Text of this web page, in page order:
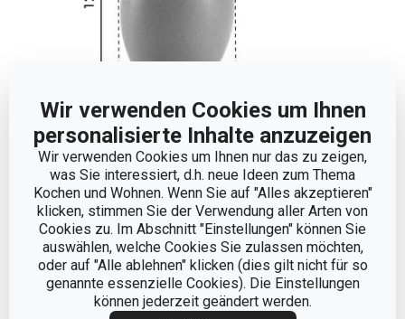
Wir verwenden Cookies um Ihnen
personalisierte Inhalte anzuzeigen
Wir verwenden Cookies um Ihnen nur das zu zeigen,
was Sie interessiert, d.h. neue Ideen zum Thema
Kochen und Wohnen. Wenn Sie auf "Alles akzeptieren"
klicken, stimmen Sie der Verwendung aller Arten von
Cookies zu. Im Abschnitt "Einstellungen" können Sie
auswählen, welche Cookies Sie zulassen möchten,
oder auf "Alle ablehnen" klicken (dies gilt nicht für so
genannte essenzielle Cookies). Die Einstellungen
können jederzeit geändert werden.
Abmessungen
PRODUKTBREITE (CM) 7
PRODUKTHÖHE (CM) 12
PRODUKTLÄNGE (CM)